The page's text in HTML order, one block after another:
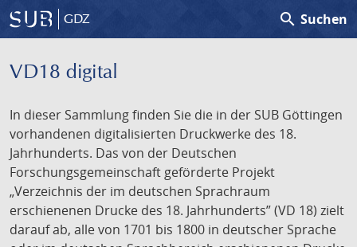
GDZ search Suchen
VD18 digital
In dieser Sammlung finden Sie die in der SUB Göttingen
vorhandenen digitalisierten Druckwerke des 18.
Jahrhunderts. Das von der Deutschen
Forschungsgemeinschaft geförderte Projekt
„Verzeichnis der im deutschen Sprachraum
erschienenen Drucke des 18. Jahrhunderts” (VD 18) zielt
darauf ab, alle von 1701 bis 1800 in deutscher Sprache